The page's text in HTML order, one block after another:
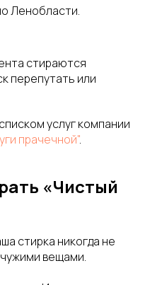
Ленобласти.
стираются
перепутать или
услуг компании
прачечной".
«Чистый
стирка никогда не
вещами.